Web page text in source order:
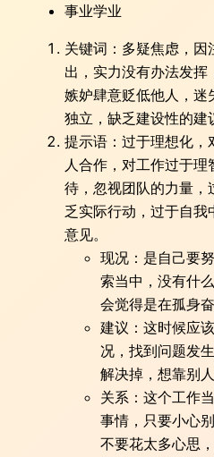
事业学业
关键词：多疑焦虑，
出，实力没有办法发
嫉妒肆意贬低他人，迷
独立，缺乏建设性的建
提示语：过于理想化，
人合作，对工作过于
待，忽视团队的力量，
乏实际行动，过于自
意见。
现况：是自己要
索当中，没有什
会觉得是在孤身奋
建议：这时候应
况，找到问题发
解决掉，想靠别
关系：这个工作
事情，只要小心
不要花太多心思